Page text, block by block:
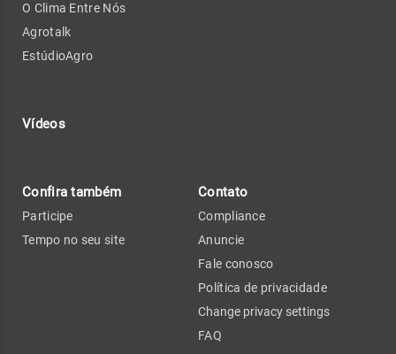
O Clima Entre Nós
Agrotalk
EstúdioAgro
Vídeos
Confira também
Participe
Tempo no seu site
Contato
Compliance
Anuncie
Fale conosco
Política de privacidade
Change privacy settings
FAQ